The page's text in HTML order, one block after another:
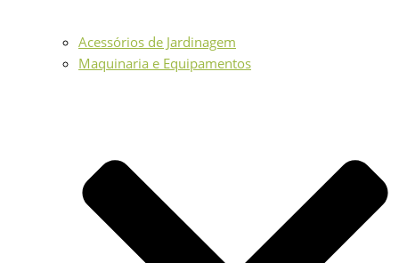
Acessórios de Jardinagem
Maquinaria e Equipamentos